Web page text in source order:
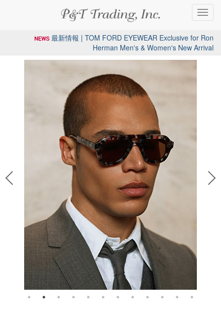
最新情報 | TOM FORD EYEWEAR Exclusive for Ron
Herman Men's & Women's New Arrival